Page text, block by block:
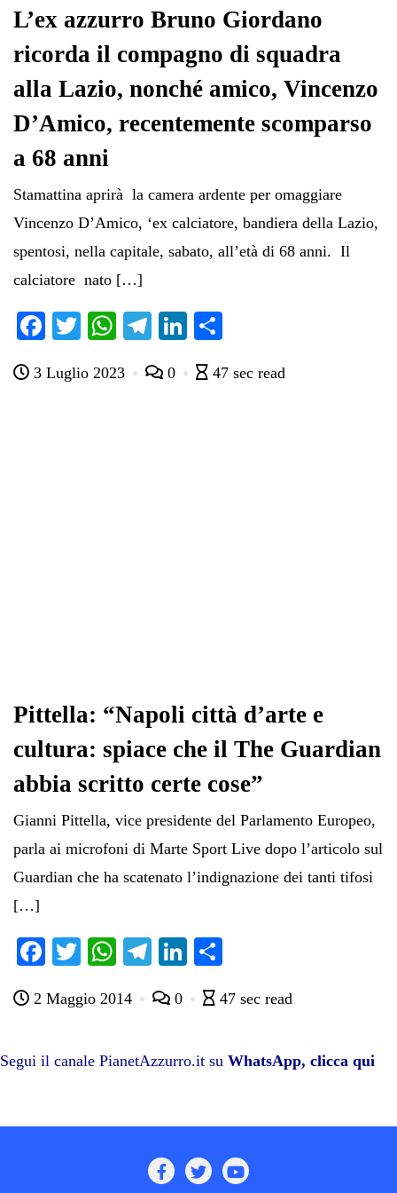
L’ex azzurro Bruno Giordano
ricorda il compagno di squadra
alla Lazio, nonché amico, Vincenzo
D’Amico, recentemente scomparso
a 68 anni
Stamattina aprirà la camera ardente per omaggiare
Vincenzo D’Amico, ‘ex calciatore, bandiera della Lazio,
spentosi, nella capitale, sabato, all’età di 68 anni. Il
calciatore nato […]
Fa
bo
T
tte
W
ts
Te
gr
Li
ed di
3 Luglio 2023 0 47 sec read
Pittella: “Napoli città d’arte e
cultura: spiace che il The Guardian
abbia scritto certe cose”
Gianni Pittella, vice presidente del Parlamento Europeo,
parla ai microfoni di Marte Sport Live dopo l’articolo sul
Guardian che ha scatenato l’indignazione dei tanti tifosi
[…]
Fa
bo
T
tte
W
ts
pp
Te
gr
m
Li
ed di
di
2 Maggio 2014 0 47 sec read
Segui il canale PianetAzzurro.it su WhatsApp, clicca qui